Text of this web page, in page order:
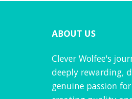
ABOUT US
Clever Wolfee's
deeply rewarding,
genuine passion